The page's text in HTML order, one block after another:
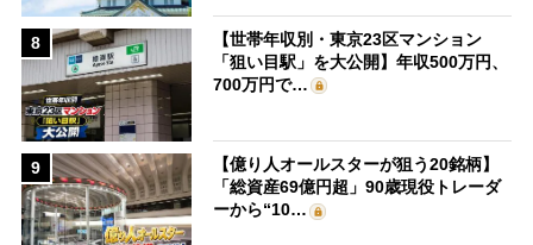
8
【世帯年収別・東京23区マンション
「狙い目駅」を大公開】年収500万円、
700万円で…
9
【億り人オールスターが狙う20銘柄】
「総資産69億円超」90歳現役トレーダ
ーから“10…